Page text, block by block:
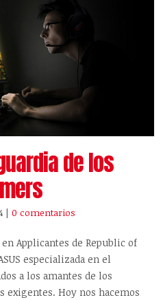
de los
|0 comentarios
Applicantes de Republic of
especializada en el
a los amantes de los
exigentes. Hoy nos hacemos